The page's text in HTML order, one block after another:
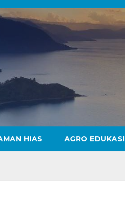
HIAS AGRO EDUKASI